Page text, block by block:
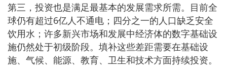
第三，投资也是满足最基本的发展需求所需。目前全
球仍有超过6亿人不通电；四分之一的人口缺乏安全
饮用水；许多新兴市场和发展中经济体的数字基础设
施仍然处于初级阶段。填补这些差距需要在基础设
施、气候、能源、教育、卫生和技术方面持续投资。